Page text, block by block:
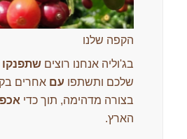
הקפה שלנו
בג'וליה אנחנו רוצים שתפנקו
שלכם ותשתפו עם אחרים
בצורה מדהימה, תוך כדי
הארץ.